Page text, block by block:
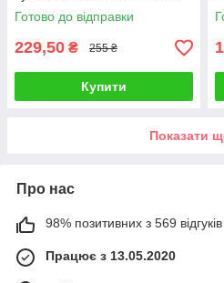
Готово до відправки
229,50 ₴ 255 ₴
Купити
Показати
Про нас
98% позитивних з 569 відгуків
Працює з 13.05.2020